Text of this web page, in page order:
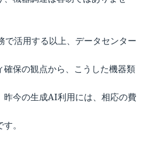
で活用する以上、データセンター
確保の観点から、こうした機器類
昨今の生成AI利用には、相応の費
。